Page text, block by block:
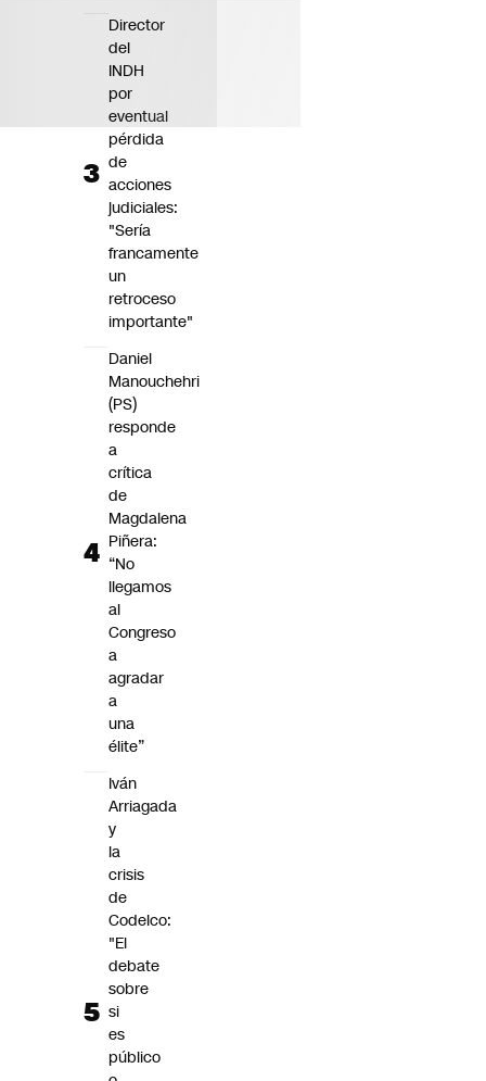
Director
del
INDH
por
eventual
pérdida
de
acciones
judiciales:
"Sería
francamente
un
retroceso
importante"
Daniel
Manouchehri
(PS)
responde
a
crítica
de
Magdalena
Piñera:
“No
llegamos
al
Congreso
a
agradar
a
una
élite”
Iván
Arriagada
y
la
crisis
de
Codelco:
"El
debate
sobre
si
es
público